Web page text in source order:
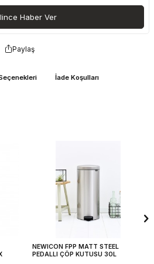
Haber Ver
Paylaş
İade Koşulları
NEWICON FPP MATT STEEL
PEDALLI ÇÖP KUTUSU 30L